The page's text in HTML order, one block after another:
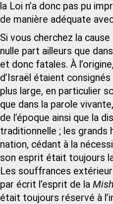
la Loi n’a donc pas pu
de manière adéquate
Si vous cherchez la
nulle part ailleurs que
et donc fatales. À
d’Israël étaient
plus large, en particulier
que dans la parole
de l’époque ainsi que la
traditionnelle ; les
nation, cédant à la
son esprit était toujours
Les souffrances
par écrit l’esprit de la
était toujours réservé à